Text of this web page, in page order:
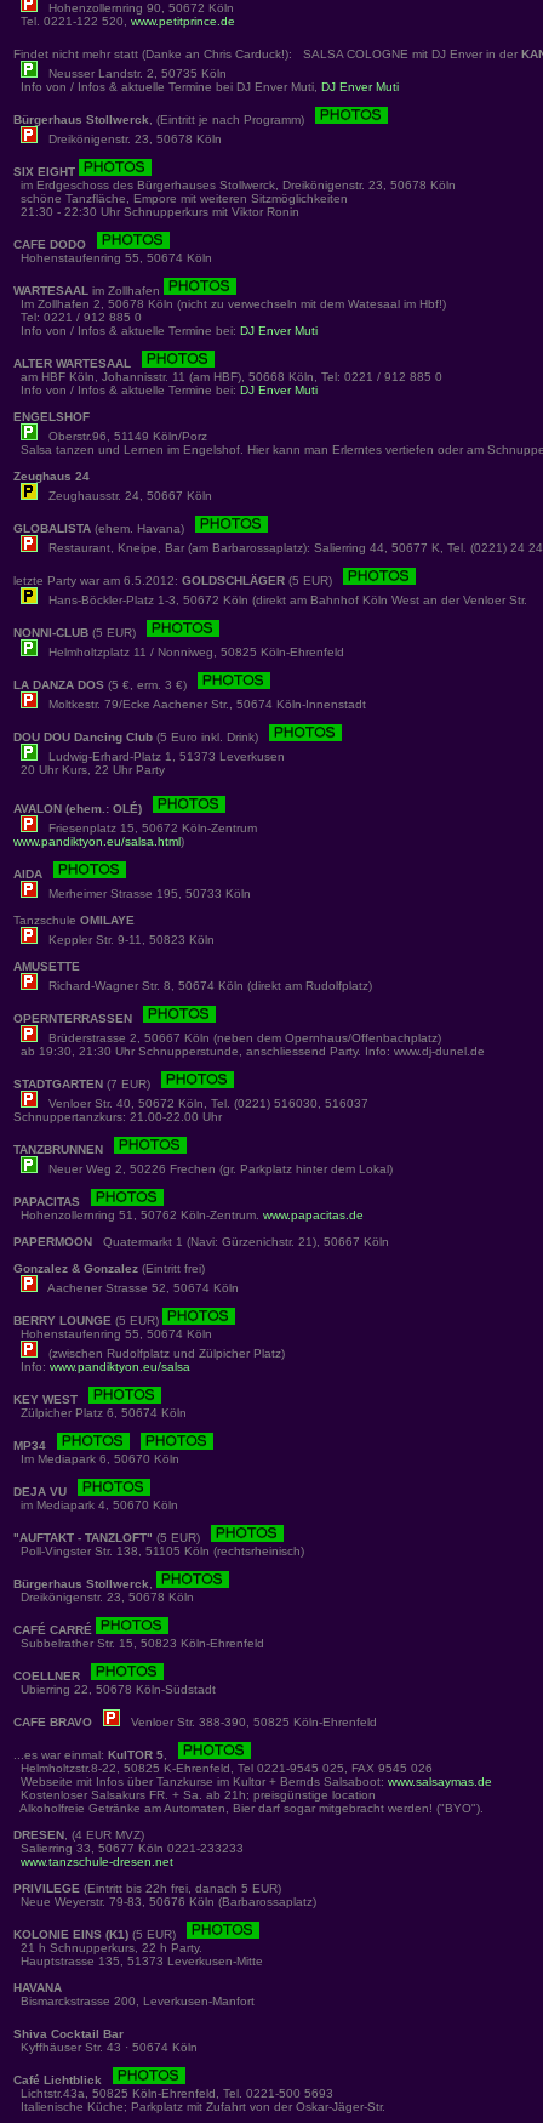
Hohenzollernring 90, 50672 Köln
Tel. 0221-122 520, www.petitprince.de
Findet nicht mehr statt (Danke an Chris Carduck!): SALSA COLOGNE mit DJ Enver in der
Neusser Landstr. 2, 50735 Köln
Info von / Infos & aktuelle Termine bei DJ Enver Muti, DJ Enver Muti
Bürgerhaus Stollwerck, (Eintritt je nach Programm)
Dreikönigenstr. 23, 50678 Köln
SIX EIGHT
im Erdgeschoss des Bürgerhauses Stollwerck, Dreikönigenstr. 23, 50678 Köln
schöne Tanzfläche, Empore mit weiteren Sitzmöglichkeiten
21:30 - 22:30 Uhr Schnupperkurs mit Viktor Ronin
CAFE DODO
Hohenstaufenring 55, 50674 Köln
WARTESAAL im Zollhafen
Im Zollhafen 2, 50678 Köln (nicht zu verwechseln mit dem Watesaal im Hbf!)
Tel: 0221 / 912 885 0
Info von / Infos & aktuelle Termine bei: DJ Enver Muti
ALTER WARTESAAL
am HBF Köln, Johannisstr. 11 (am HBF), 50668 Köln, Tel: 0221 / 912 885 0
Info von / Infos & aktuelle Termine bei: DJ Enver Muti
ENGELSHOF
Oberstr.96, 51149 Köln/Porz
Salsa tanzen und Lernen im Engelshof. Hier kann man Erlerntes vertiefen oder am
Zeughaus 24
Zeughausstr. 24, 50667 Köln
GLOBALISTA (ehem. Havana)
Restaurant, Kneipe, Bar (am Barbarossaplatz): Salierring 44, 50677 K, Tel. (0221) 24
letzte Party war am 6.5.2012: GOLDSCHLÄGER (5 EUR)
Hans-Böckler-Platz 1-3, 50672 Köln (direkt am Bahnhof Köln West an der Venloer Str.
NONNI-CLUB (5 EUR)
Helmholtzplatz 11 / Nonniweg, 50825 Köln-Ehrenfeld
LA DANZA DOS (5 €, erm. 3 €)
Moltkestr. 79/Ecke Aachener Str., 50674 Köln-Innenstadt
DOU DOU Dancing Club (5 Euro inkl. Drink)
Ludwig-Erhard-Platz 1, 51373 Leverkusen
20 Uhr Kurs, 22 Uhr Party
AVALON (ehem.: OLÉ)
Friesenplatz 15, 50672 Köln-Zentrum
www.pandiktyon.eu/salsa.html)
AIDA
Merheimer Strasse 195, 50733 Köln
Tanzschule OMILAYE
Keppler Str. 9-11, 50823 Köln
AMUSETTE
Richard-Wagner Str. 8, 50674 Köln (direkt am Rudolfplatz)
OPERNTERRASSEN
Brüderstrasse 2, 50667 Köln (neben dem Opernhaus/Offenbachplatz)
ab 19:30, 21:30 Uhr Schnupperstunde, anschliessend Party. Info: www.dj-dunel.de
STADTGARTEN (7 EUR)
Venloer Str. 40, 50672 Köln, Tel. (0221) 516030, 516037
Schnuppertanzkurs: 21.00-22.00 Uhr
TANZBRUNNEN
Neuer Weg 2, 50226 Frechen (gr. Parkplatz hinter dem Lokal)
PAPACITAS
Hohenzollernring 51, 50762 Köln-Zentrum. www.papacitas.de
PAPERMOON Quatermarkt 1 (Navi: Gürzenichstr. 21), 50667 Köln
Gonzalez & Gonzalez (Eintritt frei)
Aachener Strasse 52, 50674 Köln
BERRY LOUNGE (5 EUR)
Hohenstaufenring 55, 50674 Köln
(zwischen Rudolfplatz und Zülpicher Platz)
Info: www.pandiktyon.eu/salsa
KEY WEST
Zülpicher Platz 6, 50674 Köln
MP34
Im Mediapark 6, 50670 Köln
DEJA VU
im Mediapark 4, 50670 Köln
"AUFTAKT - TANZLOFT" (5 EUR)
Poll-Vingster Str. 138, 51105 Köln (rechtsrheinisch)
Bürgerhaus Stollwerck,
Dreikönigenstr. 23, 50678 Köln
CAFÉ CARRÉ
Subbelrather Str. 15, 50823 Köln-Ehrenfeld
COELLNER
Ubierring 22, 50678 Köln-Südstadt
CAFE BRAVO Venloer Str. 388-390, 50825 Köln-Ehrenfeld
...es war einmal: KulTOR 5,
Helmholtzstr.8-22, 50825 K-Ehrenfeld, Tel 0221-9545 025, FAX 9545 026
Webseite mit Infos über Tanzkurse im Kultor + Bernds Salsaboot: www.salsaymas.de
Kostenloser Salsakurs FR. + Sa. ab 21h; preisgünstige location
Alkoholfreie Getränke am Automaten, Bier darf sogar mitgebracht werden! ("BYO").
DRESEN, (4 EUR MVZ)
Salierring 33, 50677 Köln 0221-233233
www.tanzschule-dresen.net
PRIVILEGE (Eintritt bis 22h frei, danach 5 EUR)
Neue Weyerstr. 79-83, 50676 Köln (Barbarossaplatz)
KOLONIE EINS (K1) (5 EUR)
21 h Schnupperkurs, 22 h Party.
Hauptstrasse 135, 51373 Leverkusen-Mitte
HAVANA
Bismarckstrasse 200, Leverkusen-Manfort
Shiva Cocktail Bar
Kyffhäuser Str. 43 · 50674 Köln
Café Lichtblick
Lichtstr.43a, 50825 Köln-Ehrenfeld, Tel. 0221-500 5693
Italienische Küche; Parkplatz mit Zufahrt von der Oskar-Jäger-Str.